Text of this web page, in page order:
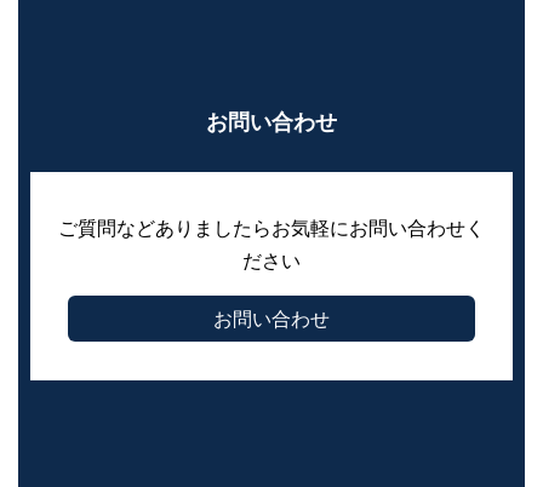
お問い合わせ
ご質問などありましたらお気軽にお問い合わせく
ださい
お問い合わせ